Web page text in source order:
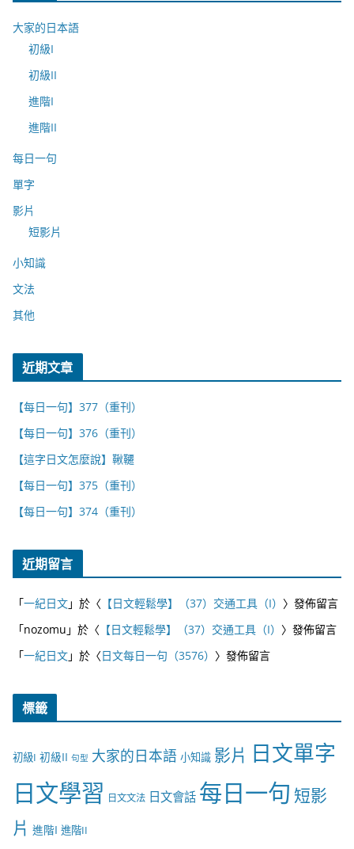
大家的日本語
初級I
初級II
進階I
進階II
每日一句
單字
影片
短影片
小知識
文法
其他
近期文章
【每日一句】377（重刊）
【每日一句】376（重刊）
【這字日文怎麼說】鞦韆
【每日一句】375（重刊）
【每日一句】374（重刊）
近期留言
「一紀日文」於〈 【日文輕鬆學】（37）交通工具（I） 〉發佈留言
「nozomu 」於〈 【日文輕鬆學】（37）交通工具（I） 〉發佈留言
「一紀日文」於〈日文每日一句（3576） 〉發佈留言
標籤
初級I 初級II 句型 大家的日本語 小知識 影片 日文單字
日文學習 日文文法 日文會話 每日一句 短影
片 進階I 進階II